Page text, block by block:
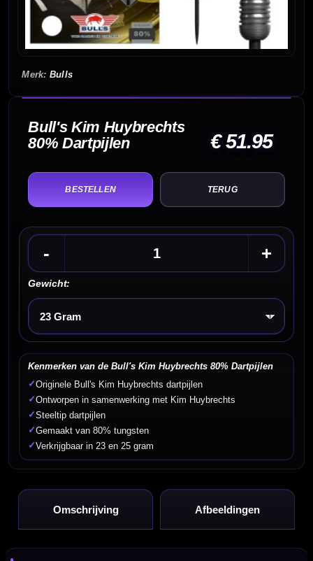
Bulls
Bull's Kim Huybrechts
80% Dartpijlen
€ 51.95
TERUG
- +
Gewicht:
Kies een optie
Kenmerken van de Bull's Kim Huybrechts 80% Dartpijlen
✓Originele Bull's Kim Huybrechts dartpijlen
✓Ontworpen in samenwerking met Kim Huybrechts
✓Steeltip dartpijlen
✓Gemaakt van 80% tungsten
✓Verkrijgbaar in 23 en 25 gram
Omschrijving Afbeeldingen